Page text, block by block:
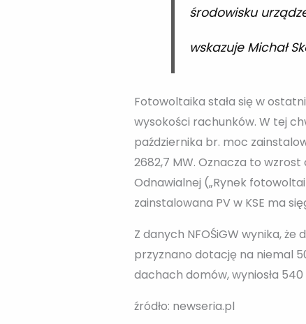
środowisku
wskazuje Michał
Fotowoltaika stała się w
wysokości rachunków. W tej
października br. moc
2682,7 MW. Oznacza to wzrost
Odnawialnej („Rynek
zainstalowana PV w KSE ma
Z danych NFOŚiGW wynika,
przyznano dotację na niemal
dachach domów, wyniosła 540
źródło: newseria.pl